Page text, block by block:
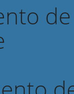
de